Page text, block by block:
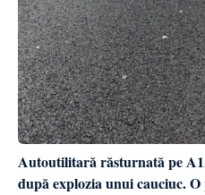
Autoutilitară răsturnată pe
după explozia unui cauciuc.